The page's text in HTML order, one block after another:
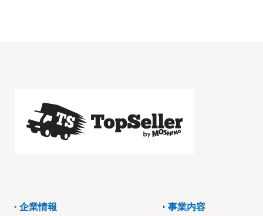
企業情報
事業内容